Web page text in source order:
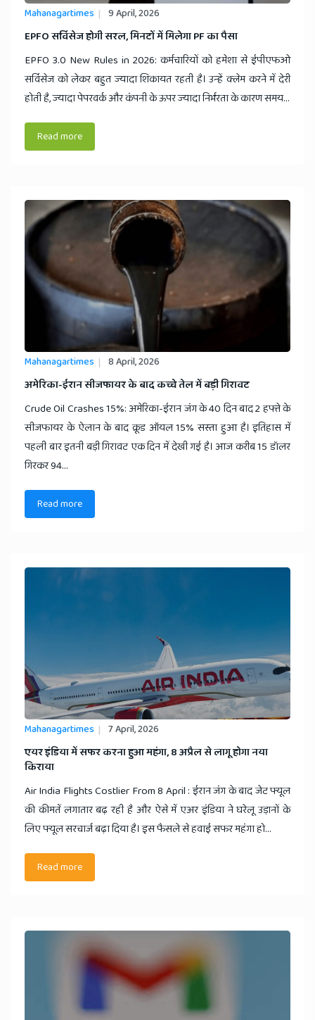
Mahanagartimes 9 April, 2026
​EPFO सर्विसेज होगी सरल, मिनटों में मिलेगा PF का पैसा
EPFO 3.0 New Rules in 2026: कर्मचारियों को हमेशा से ईपीएफओ
सर्विसेज को लेकर बहुत ज्यादा शिकायत रहती है। उन्हें क्लेम करने में देरी
होती है, ज्यादा पेपरवर्क और कंपनी के ऊपर ज्यादा निर्भरता के कारण समय...
Read more
Mahanagartimes 8 April, 2026
​अमेरिका-ईरान सीजफायर के बाद कच्चे तेल में बड़ी गिरावट
Crude Oil Crashes 15%: अमेरिका-ईरान जंग के 40 दिन बाद 2 हफ्ते के
सीजफायर के ऐलान के बाद क्रूड ऑयल 15% सस्ता हुआ है। इतिहास में
पहली बार इतनी बड़ी गिरावट एक दिन में देखी गई है। आज करीब 15 डॉलर
गिरकर 94...
Read more
Mahanagartimes 7 April, 2026
​एयर इंडिया में सफर करना हुआ महंगा, 8 अप्रैल से लागू होगा नया
किराया
Air India Flights Costlier From 8 April : ईरान जंग के बाद जेट फ्यूल
की कीमतें लगातार बढ़ रही है और ऐसे में एअर इंडिया ने घरेलू उड़ानों के
लिए फ्यूल सरचार्ज बढ़ा दिया है। इस फैसले से हवाई सफर महंगा हो...
Read more